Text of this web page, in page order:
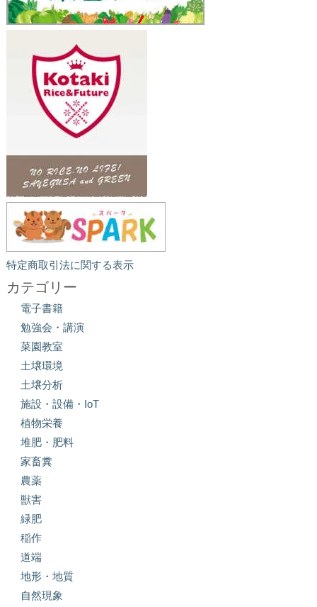
特定商取引法に関する表示
カテゴリー
電子書籍
勉強会・講演
菜園教室
土壌環境
土壌分析
施設・設備・IoT
植物栄養
堆肥・肥料
家畜糞
農薬
獣害
緑肥
稲作
道端
地形・地質
自然現象